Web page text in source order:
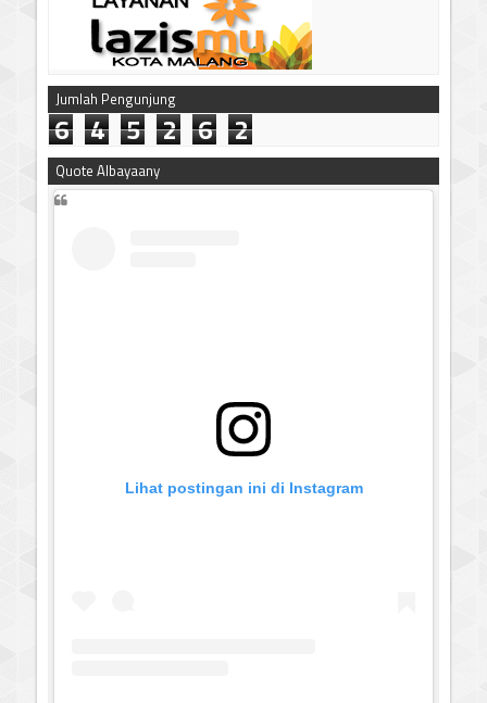
Jumlah Pengunjung
6 4 5 2 6 2
Quote Albayaany
Lihat postingan ini di Instagram